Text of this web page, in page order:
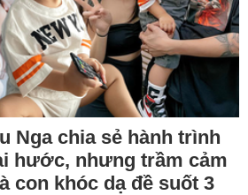
Nga chia sẻ hành trình
hước, nhưng trầm cảm
con khóc dạ đề suốt 3